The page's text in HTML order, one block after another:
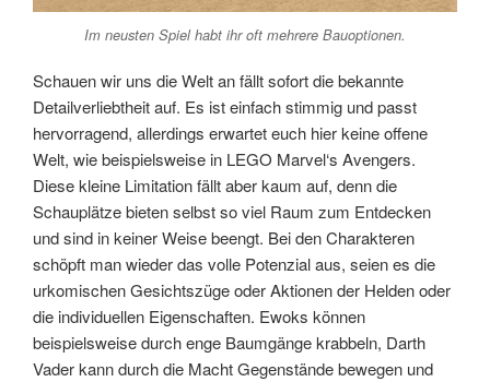
Im neusten Spiel habt ihr oft mehrere Bauoptionen.
Schauen wir uns die Welt an fällt sofort die bekannte
Detailverliebtheit auf. Es ist einfach stimmig und passt
hervorragend, allerdings erwartet euch hier keine offene
Welt, wie beispielsweise in LEGO Marvel‘s Avengers.
Diese kleine Limitation fällt aber kaum auf, denn die
Schauplätze bieten selbst so viel Raum zum Entdecken
und sind in keiner Weise beengt. Bei den Charakteren
schöpft man wieder das volle Potenzial aus, seien es die
urkomischen Gesichtszüge oder Aktionen der Helden oder
die individuellen Eigenschaften. Ewoks können
beispielsweise durch enge Baumgänge krabbeln, Darth
Vader kann durch die Macht Gegenstände bewegen und